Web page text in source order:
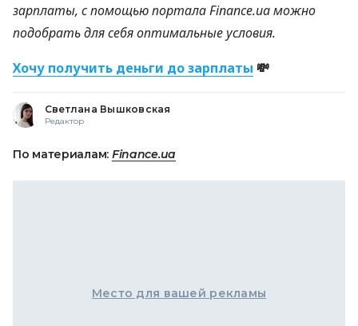
зарплаты, с помощью портала Finance.ua можно
подобрать для себя оптимальные условия.
Хочу получить деньги до зарплаты 💸
Светлана Вышковская
Редактор
По материалам: Finance.ua
Место для вашей рекламы